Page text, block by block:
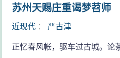
苏州天赐庄重谒梦苕师
近现代 ： 严古津
正忆春风帐，驱车过古城。论